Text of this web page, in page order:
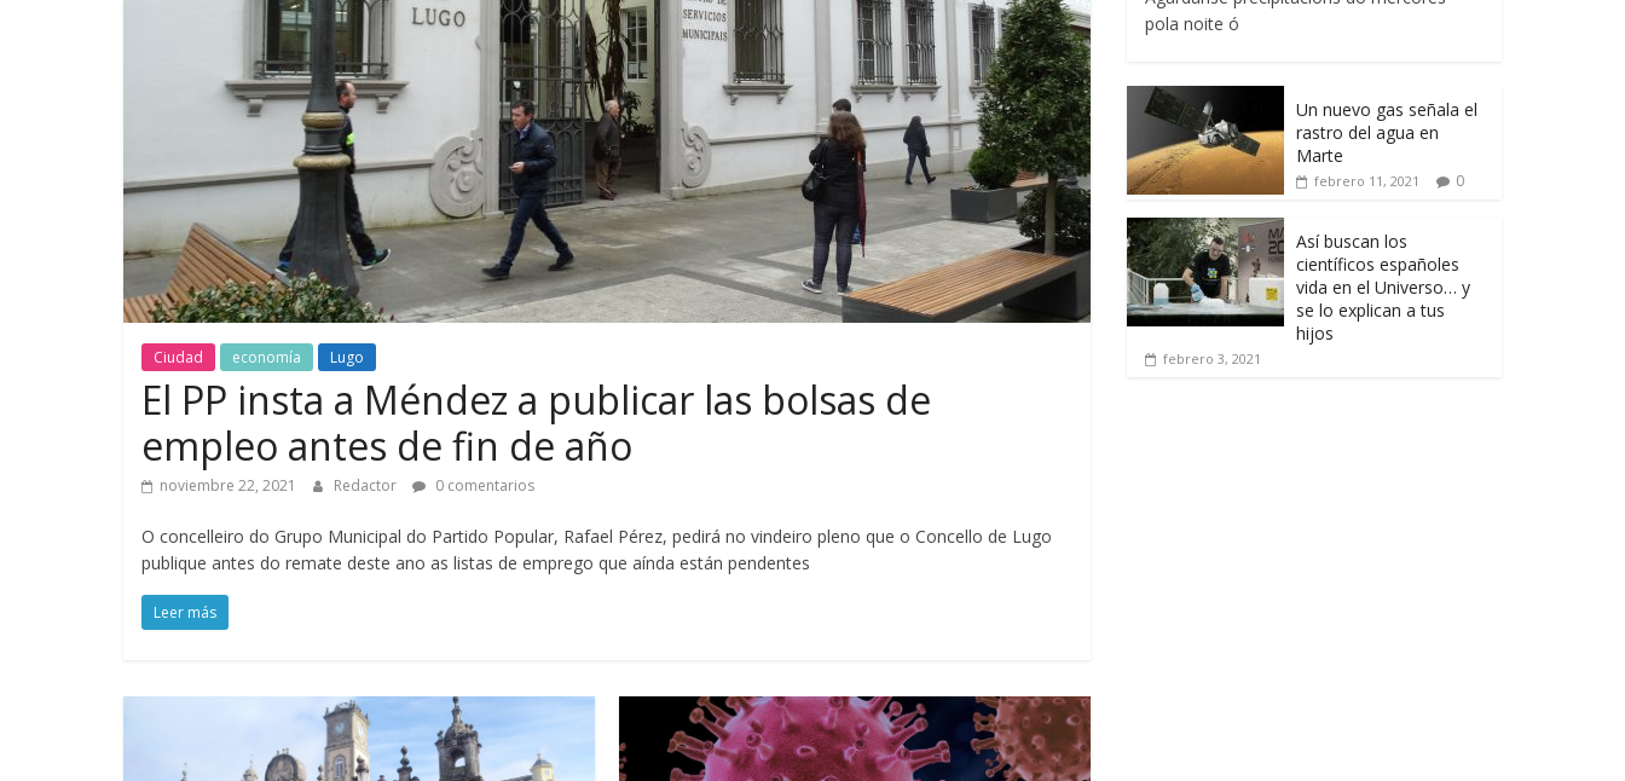
Ciudad economía Lugo
El PP insta a Méndez a publicar las bolsas de
empleo antes de fin de año
noviembre 22, 2021 Redactor 0 comentarios
O concelleiro do Grupo Municipal do Partido Popular, Rafael Pérez, pedirá no vindeiro pleno que o Concello de Lugo
publique antes do remate deste ano as listas de emprego que aínda están pendentes
Leer más
pola noite ó
Un nuevo gas señala el
rastro del agua en
Marte
febrero 11, 2021 0
Así buscan los
científicos españoles
vida en el Universo… y
se lo explican a tus
hijos
febrero 3, 2021